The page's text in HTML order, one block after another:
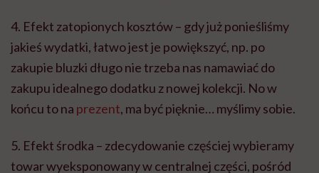
4. Efekt zatopionych kosztów – gdy już ponieśliśmy
jakieś wydatki, łatwo jest je powiększyć, np. po
zakupie bluzki długo nie trzeba nas namawiać do
zakupu idealnego dodatku z nowej kolekcji. No w
końcu to na prezent, ma być pięknie… myślimy sobie.
5. Efekt środka – zdecydowanie częściej wybieramy
towar wyeksponowany w centralnej części, pośród